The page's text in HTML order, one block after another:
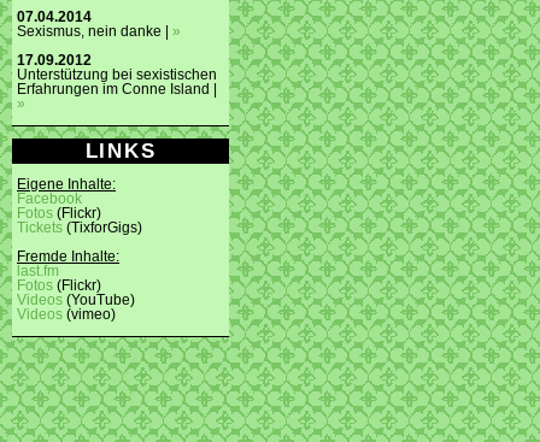
07.04.2014
Sexismus, nein danke | »
17.09.2012
Unterstützung bei sexistischen
Erfahrungen im Conne Island |
»
LINKS
Eigene Inhalte:
Facebook
Fotos (Flickr)
Tickets (TixforGigs)
Fremde Inhalte:
last.fm
Fotos (Flickr)
Videos (YouTube)
Videos (vimeo)